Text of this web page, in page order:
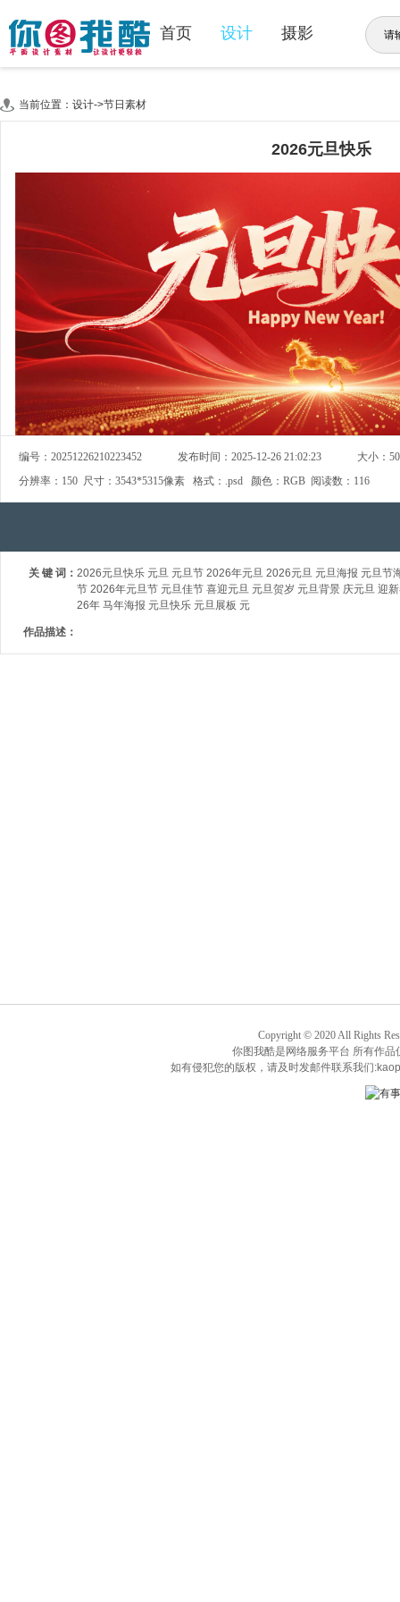
首页 设计 摄影
当前位置：设计->节日素材
2026元旦快乐
编号： 20251226210223452 发布时间： 2025-12-26 21:02:23 大小：
分辨率： 150 尺寸： 3543*5315像素 格式： .psd 颜色： RGB 阅读数： 116
关 键 词： 2026元旦快乐 元旦 元旦节 2026年元旦 2026元旦 元旦海报 元旦节
节 2026年元旦节 元旦佳节 喜迎元旦 元旦贺岁 元旦背景 庆元旦 迎
26年 马年海报 元旦快乐 元旦展板 元
作品描述：
Copyright © 2020 All Rights
你图我酷是网络服务平台 所有作
如有侵犯您的版权，请及时发邮件联系我们